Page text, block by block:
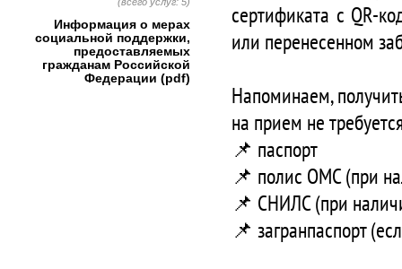
сертификата с QR-
или перенесенном
Напоминаем,
на прием не
📌 паспорт
📌 полис ОМС (при
📌 СНИЛС (при
📌 загранпаспорт
Информация о мерах
социальной поддержки,
предоставляемых
гражданам Российской
Федерации (pdf)